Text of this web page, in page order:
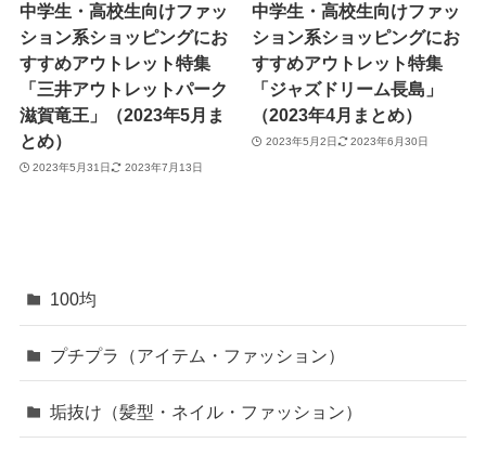
中学生・高校生向けファッ
ション系ショッピングにお
すすめアウトレット特集
「三井アウトレットパーク
滋賀竜王」（2023年5月ま
とめ）
2023年5月31日 2023年7月13日
中学生・高校生向けファッ
ション系ショッピングにお
すすめアウトレット特集
「ジャズドリーム長島」
（2023年4月まとめ）
2023年5月2日 2023年6月30日
100均
プチプラ（アイテム・ファッション）
垢抜け（髪型・ネイル・ファッション）